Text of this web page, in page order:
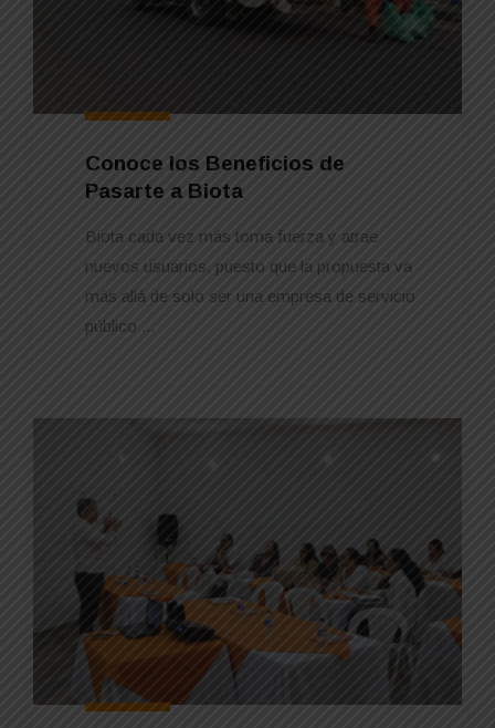
Conoce los Beneficios de
Pasarte a Biota
Biota cada vez más toma fuerza y atrae
nuevos usuarios, puesto que la propuesta va
más allá de solo ser una empresa de servicio
público ...